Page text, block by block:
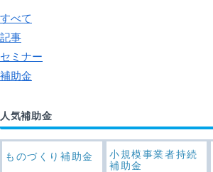
すべて
記事
セミナー
補助金
人気補助金
ものづくり補助金
小規模事業者持続
補助金